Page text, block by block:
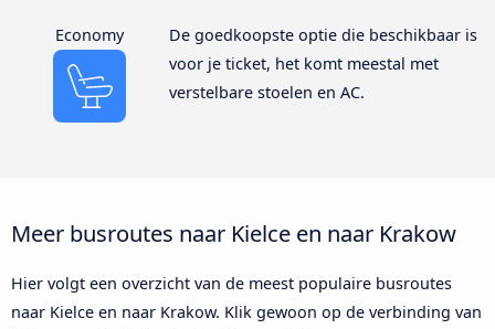
Economy
De goedkoopste optie die beschikbaar is
voor je ticket, het komt meestal met
verstelbare stoelen en AC.
Meer busroutes naar Kielce en naar Krakow
Hier volgt een overzicht van de meest populaire busroutes
naar Kielce en naar Krakow. Klik gewoon op de verbinding van